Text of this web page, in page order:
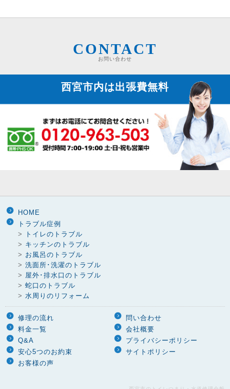
CONTACT
お問い合わせ
西宮市内は出張費無料
HOME
トラブル症例
>
トイレのトラブル
> キッチンのトラブル
> お風呂のトラブル
> 洗面所･洗濯のトラブル
> 屋外･排水口のトラブル
> 蛇口のトラブル
> 水周りのリフォーム
修理の流れ
料金一覧
Q&A
安心5つのお約束
お客様の声
問い合わせ
会社概要
プライバシーポリシー
サイトポリシー